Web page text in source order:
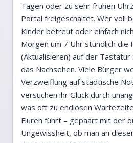
Tagen oder zu sehr frühen
Portal freigeschaltet. Wer voll
Kinder betreut oder einfach
Morgen um 7 Uhr stündlich die
(Aktualisieren) auf der
das Nachsehen. Viele Bürger
Verzweiflung auf städtische
versuchen ihr Glück durch
was oft zu endlosen
Fluren führt – gepaart mit der
Ungewissheit, ob man an